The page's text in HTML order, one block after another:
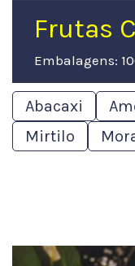
Frutas
Embalagens:
Abacaxi
Mirtilo